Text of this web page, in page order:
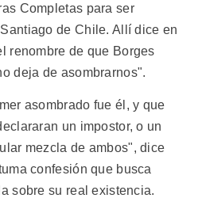
Completas para ser
de Chile. Allí dice en
renombre de que Borges
deja de asombrarnos".
asombrado fue él, y que
un impostor, o un
mezcla de ambos", dice
confesión que busca
sobre su real existencia.